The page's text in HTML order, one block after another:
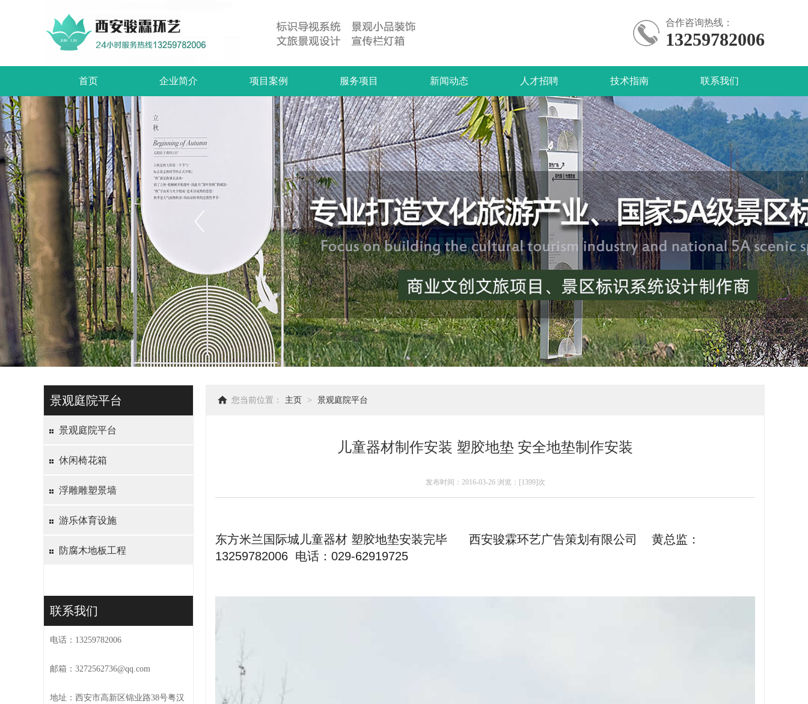
合作咨询热线：
13259782006
首页 企业简介 项目案例 服务项目 新闻动态 人才招聘 技术指南 联系我们
景观庭院平台
景观庭院平台
休闲椅花箱
浮雕雕塑景墙
游乐体育设施
防腐木地板工程
联系我们
电话：13259782006
邮箱：3272562736@qq.com
地址：西安市高新区锦业路38号粤汉
您当前位置： 主页 > 景观庭院平台
儿童器材制作安装 塑胶地垫 安全地垫制作安装
发布时间：2016-03-26 浏览：[1399]次
东方米兰国际城儿童器材 塑胶地垫安装完毕 西安骏霖环艺广告策划有限公司 黄总监：
13259782006 电话：029-62919725